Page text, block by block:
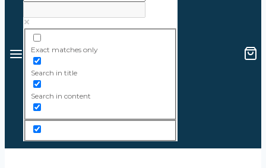
Exact matches only
Search in title
Search in content